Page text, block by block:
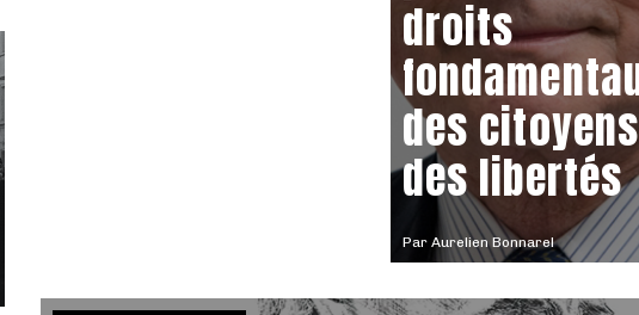
Par Aurelien Bonnarel
droits
des
des libertés